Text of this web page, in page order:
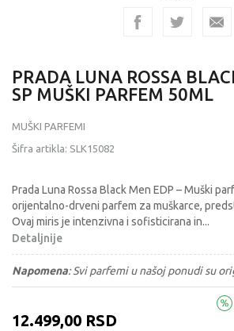
PRADA LUNA ROSSA
SP MUŠKI PARFEM 50ML
MUŠKI PARFEMI
Šifra artikla: SLK15082
Prada Luna Rossa Black Men EDP – Muški
orijentalno-drveni parfem za muškarce,
Ovaj miris je intenzivna i sofisticirana in...
Detaljnije
Napomena:Svi parfemi u našoj ponudi su
12.499,00 RSD